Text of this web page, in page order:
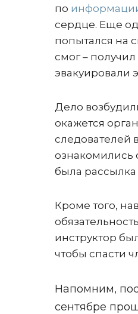
по
сердце. Еще
попытался на
смог –
эвакуировали
Дело
окажется
следователей
ознакомились
была
Кроме того,
инструктор
чтобы спасти
Напомним,
сентябре